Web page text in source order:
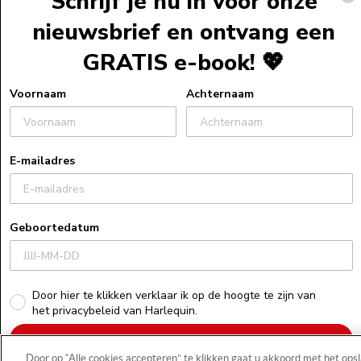
Algemene
Veelgestelde
Uitleg bij e-
Door op “Alle cookies accepteren” te klikken gaat u akkoord met het
nieuwsbrief en ontvang een
GRATIS e-book! 💖
Voornaam Achternaam
E-mailadres
Geboortedatum
Door hier te klikken verklaar ik op de hoogte te zijn van
het privacybeleid van Harlequin.
Schrijf je nu in!